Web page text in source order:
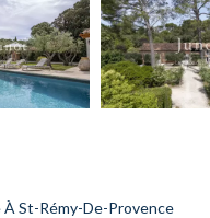
St-Rémy-De-Provence